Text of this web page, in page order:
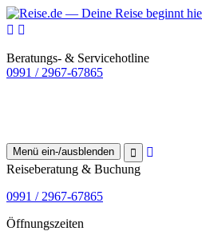
Beratungs- & Servicehotline
0991 / 2967-67865
Menü ein-/ausblenden
Reiseberatung & Buchung
0991 / 2967-67865
Öffnungszeiten